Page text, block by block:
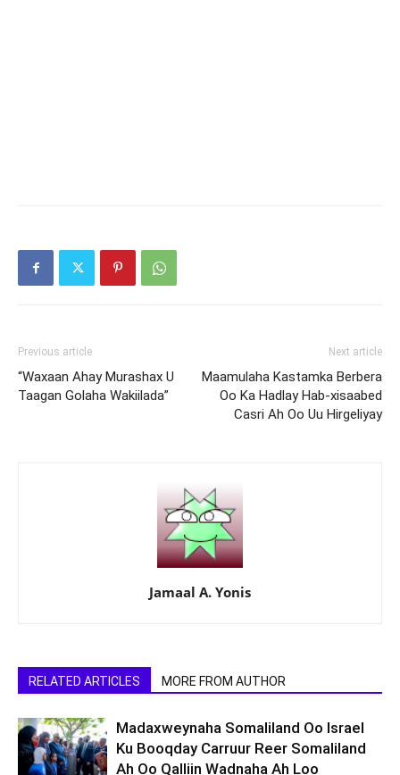
Previous article
“Waxaan Ahay Murashax U
Taagan Golaha Wakiilada”
Next article
Maamulaha Kastamka Berbera
Oo Ka Hadlay Hab-xisaabed
Casri Ah Oo Uu Hirgeliyay
Jamaal A. Yonis
RELATED ARTICLES MORE FROM AUTHOR
Madaxweynaha Somaliland Oo Israel
Ku Booqday Carruur Reer Somaliland
Ah Oo Qalliin Wadnaha Ah Loo